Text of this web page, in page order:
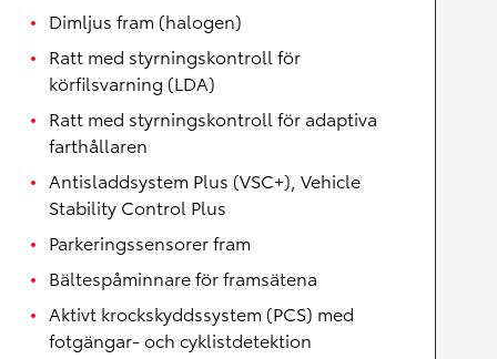
Dimljus fram (halogen)
Ratt med styrningskontroll för
körfilsvarning (LDA)
Ratt med styrningskontroll för adaptiva
farthållaren
Antisladdsystem Plus (VSC+), Vehicle
Stability Control Plus
Parkeringssensorer fram
Bältespåminnare för framsätena
Aktivt krockskyddssystem (PCS) med
fotgängar- och cyklistdetektion